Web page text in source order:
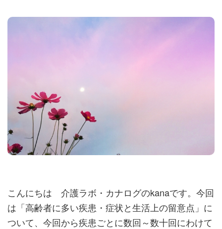
こんにちは 介護ラボ・カナログのkanaです。今回
は「高齢者に多い疾患・症状と生活上の留意点」に
ついて、今回から疾患ごとに数回～数十回にわけて